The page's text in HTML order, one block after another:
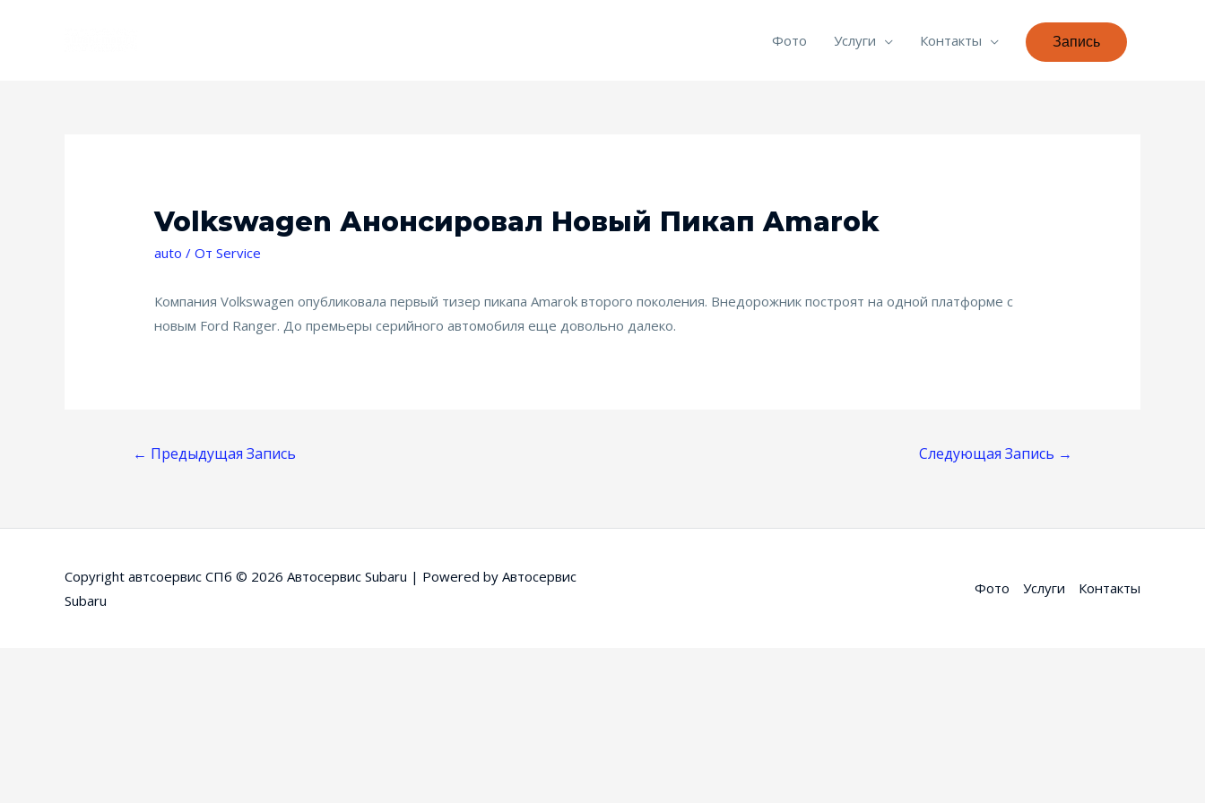
Фото Услуги Контакты Запись
Volkswagen Анонсировал Новый Пикап Amarok
auto / От Service
Компания Volkswagen опубликовала первый тизер пикапа Amarok второго поколения. Внедорожник построят на одной платформе с
новым Ford Ranger. До премьеры серийного автомобиля еще довольно далеко.
Навигация
← Предыдущая Запись Следующая Запись →
Copyright автсоервис СПб © 2026 Автосервис Subaru | Powered by Автосервис
Subaru
Фото Услуги Контакты